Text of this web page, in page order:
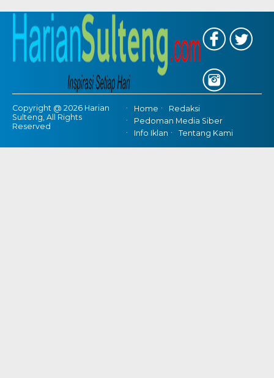
Copyright @ 2026 Harian
Sulteng, All Rights
Reserved
Home
Redaksi
Pedoman Media Siber
Info Iklan
Tentang Kami